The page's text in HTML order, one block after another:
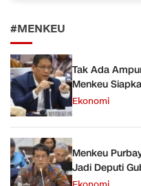
#MENKEU
Tak Ada
Menkeu
Ekonomi
Menkeu
Jadi Deputi